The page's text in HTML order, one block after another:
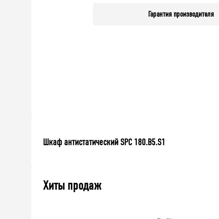
Гарантия производителя
Шкаф антистатический SPC 180.B5.S1
Хиты продаж